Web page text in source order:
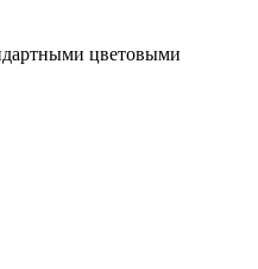
цветовыми